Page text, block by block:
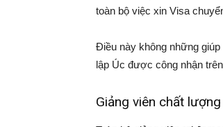
toàn bộ việc xin Visa
Điều này không những
lập Úc được công nhận
Giảng viên chất